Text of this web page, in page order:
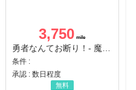
3,750
勇者なんてお断り！- 魔王の力で異世界征服
条件 :
承認 : 数日程度
無料